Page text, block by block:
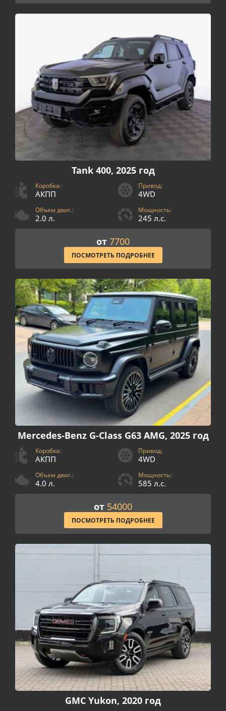
Tank 400, 2025 год
Коробка:
АКПП
Привод:
4WD
Объем двиг.:
2.0 л.
Мощность:
245 л.с.
от 7700
ПОСМОТРЕТЬ ПОДРОБНЕЕ
Mercedes-Benz G-Class G63 AMG, 2025 год
Коробка:
АКПП
Привод:
4WD
Объем двиг.:
4.0 л.
Мощность:
585 л.с.
от 54000
ПОСМОТРЕТЬ ПОДРОБНЕЕ
GMC Yukon, 2020 год